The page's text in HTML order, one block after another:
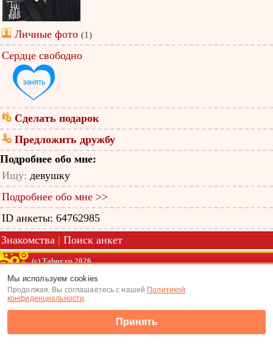
Личные фото (1)
Сердце свободно
Сделать подарок
Предложить дружбу
Подробнее обо мне:
Ищу: девушку
Подробнее обо мне >>
ID анкеты: 64762985
Знакомства | Поиск анкет
(c) Tabor.ru 2026
Мы используем cookies
Продолжая, Вы соглашаетесь с нашей Политикой
конфиденциальности.
Принять